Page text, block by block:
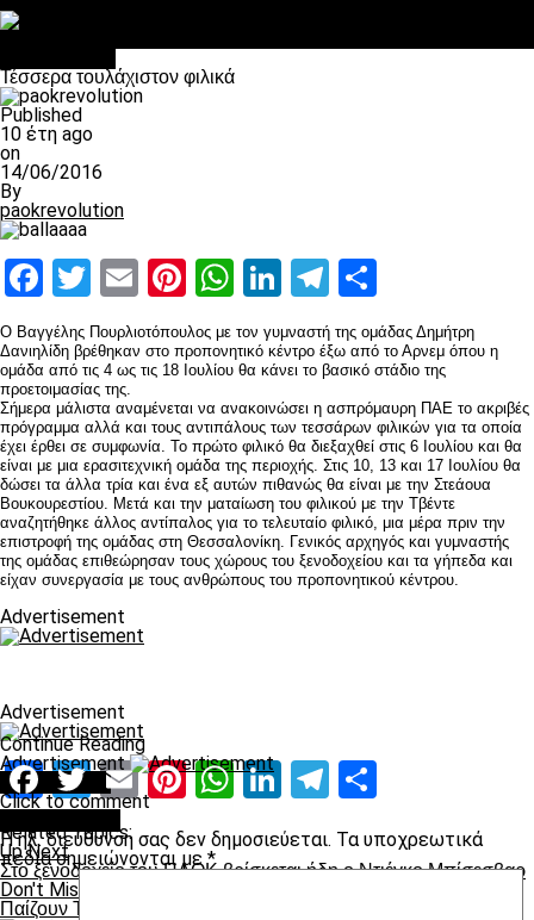
Τέσσερα τουλάχιστον φιλικά
Published
10 έτη ago
on
14/06/2016
By
paokrevolution
Facebook
Twitter
EmailPinterest
WhatsApp
LinkedIn
Telegram
Ο Βαγγέλης Πουρλιοτόπουλος με τον γυμναστή της ομάδας Δημήτρη
Δανιηλίδη βρέθηκαν στο προπονητικό κέντρο έξω από το Αρνεμ όπου η
ομάδα από τις 4 ως τις 18 Ιουλίου θα κάνει το βασικό στάδιο της
προετοιμασίας της.
Σήμερα μάλιστα αναμένεται να ανακοινώσει η ασπρόμαυρη ΠΑΕ το ακριβές
πρόγραμμα αλλά και τους αντιπάλους των τεσσάρων φιλικών για τα οποία
έχει έρθει σε συμφωνία. Το πρώτο φιλικό θα διεξαχθεί στις 6 Ιουλίου και θα
είναι με μια ερασιτεχνική ομάδα της περιοχής. Στις 10, 13 και 17 Ιουλίου θα
δώσει τα άλλα τρία και ένα εξ αυτών πιθανώς θα είναι με την Στεάουα
Βουκουρεστίου. Μετά και την ματαίωση του φιλικού με την Τβέντε
αναζητήθηκε άλλος αντίπαλος για το τελευταίο φιλικό, μια μέρα πριν την
επιστροφή της ομάδας στη Θεσσαλονίκη. Γενικός αρχηγός και γυμναστής
της ομάδας επιθεώρησαν τους χώρους του ξενοδοχείου και τα γήπεδα και
είχαν συνεργασία με τους ανθρώπους του προπονητικού κέντρου.
Advertisement
Advertisement
Facebook
Twitter
EmailPinterest
WhatsApp
LinkedIn
Telegram
Related Topics:
Up Next
Στο ξενοδοχείο του ΠΑΟΚ βρίσκεται ήδη ο Ντιέγκο Μπίσεσβαρ
Don't Miss
Παίζουν Τζαβέλλας και Τζιόλης
Continue Reading
Advertisement
You may like
Click to comment
Η ηλ. διεύθυνση σας δεν δημοσιεύεται. Τα υποχρεωτικά
πεδία σημειώνονται με*